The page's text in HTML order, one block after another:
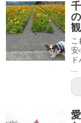
こ
安
...